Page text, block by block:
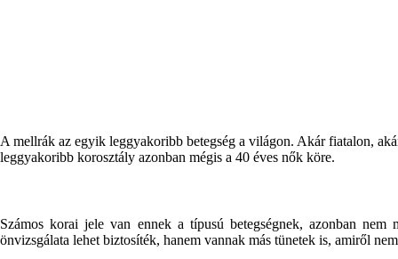
A mellrák az egyik leggyakoribb betegség a világon. Akár fiatalon,
leggyakoribb korosztály azonban mégis a 40 éves nők köre.
Számos korai jele van ennek a típusú betegségnek, azonban
önvizsgálata lehet biztosíték, hanem vannak más tünetek is, amiről